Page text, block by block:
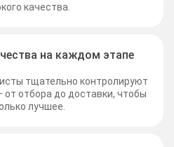
качества.
на каждом этапе
тщательно контролируют
отбора до доставки, чтобы
лучшее.